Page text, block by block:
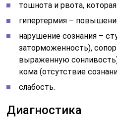
тошнота и рвота,
гипертермия –
нарушение сознания –
заторможенность),
выраженную
кома (отсутствие
слабость.
Диагностика